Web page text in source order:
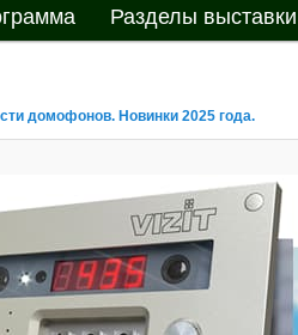
Разделы выставки
домофонов. Новинки 2025 года.